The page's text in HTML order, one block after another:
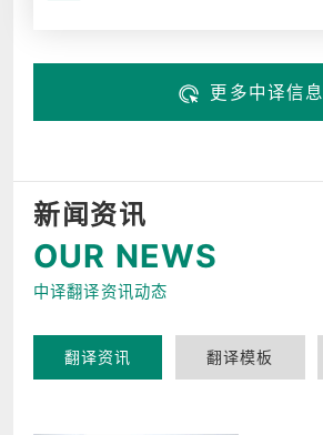
更多中译信息
新闻资讯
OUR NEWS
中译翻译资讯动态
翻译资讯 翻译模板